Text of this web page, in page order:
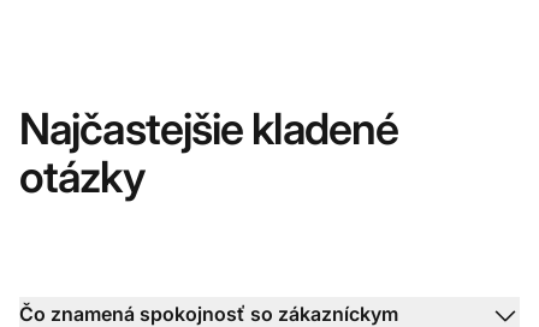
Najčastejšie kladené
otázky
Čo znamená spokojnosť so zákazníckym